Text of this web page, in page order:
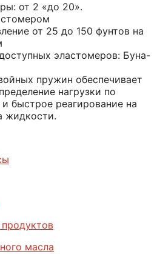
от 2 «до 20».
от 25 до 150 фунтов на
эластомеров: Буна-
пружин обеспечивает
нагрузки по
быстрое реагирование на
жидкости.
масла